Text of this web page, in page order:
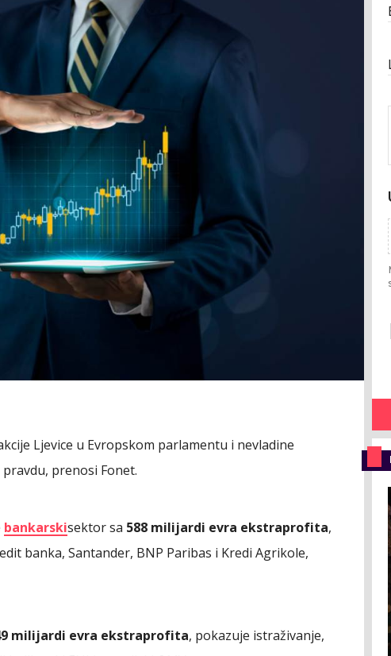
Ljevice u Evropskom parlamentu i nevladine
prenosi Fonet.
bankarskisektor sa 588 milijardi evra ekstraprofita,
banka, Santander, BNP Paribas i Kredi Agrikole,
milijardi evra ekstraprofita, pokazuje istraživanje,